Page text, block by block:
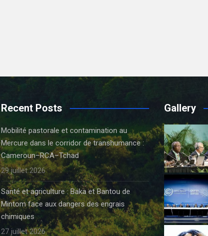
Recent Posts
Mobilité pastorale et contamination au
Mercure dans le corridor de transhumance :
Cameroun–RCA–Tchad
29 juillet 2026
Santé et agriculture : Baka et Bantou de
Mintom face aux dangers des engrais
chimiques
27 juillet 2026
Gallery